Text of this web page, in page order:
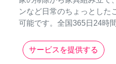
ンなど日常のちょっとした
可能です。全国365日24時
サービスを提供する